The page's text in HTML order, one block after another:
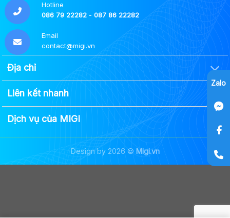
Hotline
086 79 22282- 087 86 22282
Email
contact@migi.vn
Địa chỉ
Liên kết nhanh
Dịch vụ của MIGI
Design by 2026 © Migi.vn
Zalo